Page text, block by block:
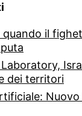
quando il
dei territori